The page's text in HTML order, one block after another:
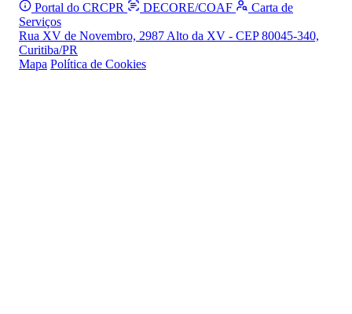
Portal do CRCPR DECORE/COAF
Carta de
Serviços
Rua XV de Novembro, 2987 Alto da XV - CEP 80045-340,
Curitiba/PR
Mapa Política de Cookies